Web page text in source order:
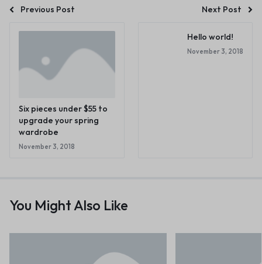
Previous Post Next Post
Six pieces under $55 to
upgrade your spring
wardrobe
November 3, 2018
Hello world!
November 3, 2018
You Might Also Like